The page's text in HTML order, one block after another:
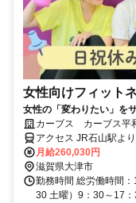
女性向けフィット
女性の「変わりたい」を
ルOK※規定内
カーブス カーブス平
アクセス JR石山駅よ
月給260,030円
滋賀県大津市
勤務時間 総労働時間
30 土曜）9：30～17